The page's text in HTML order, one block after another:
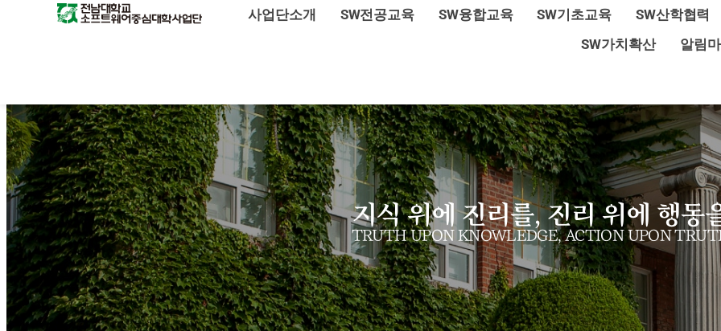
사업단소개 SW전공교육 SW융합교육 SW기초교육
SW산학협력
SW가치확산
알림
지식 위에 진리를, 진리 위에 행동
TRUTH UPON KNOWLEDGE, ACTION UPON